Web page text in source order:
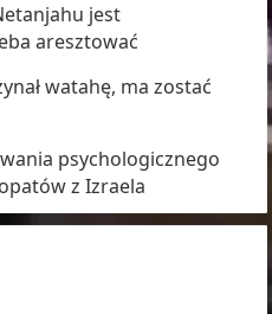
jest
aresztować
watahę, ma zostać
psychologicznego
z Izraela